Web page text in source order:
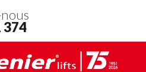
374